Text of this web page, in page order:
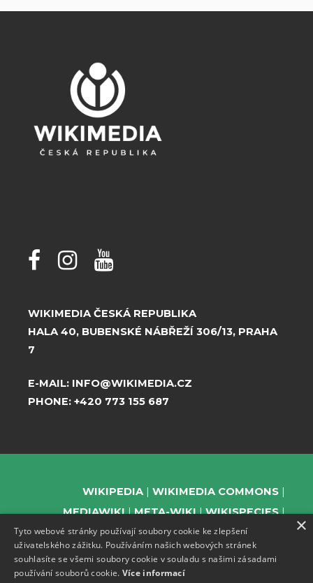
WIKIMEDIA ČESKÁ REPUBLIKA
HALA 40, BUBENSKÉ NÁBŘEŽÍ 306/13, PRAHA
7
E-MAIL: INFO@WIKIMEDIA.CZ
PHONE: +420 773 155 687
WIKIPEDIA
WIKIMEDIA COMMONS
MEDIAWIKI
META-WIKI
WIKISPECIES
WIKIBOOKS
WIKIDATA
WIKIMANIA
WIKINEWS
WIKIQUOTE
WIKISOURCE
WIKIVERSITY
×
Tyto webové stránky používají soubory cookie ke zlepšení
uživatelského zážitku. Používáním našich webových stránek
souhlasíte se všemi soubory cookie v souladu s našimi zásadami
používání souborů cookie. Více informací